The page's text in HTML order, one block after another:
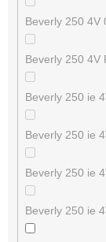
Beverly 250 4V
Beverly 250 4V
Beverly 250 ie
Beverly 250 ie
Beverly 250 ie
Beverly 250 ie